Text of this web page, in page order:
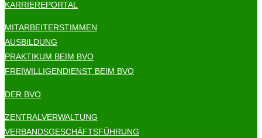
KARRIEREPORTAL
MITARBEITERSTIMMEN
AUSBILDUNG
PRAKTIKUM BEIM BVO
FREIWILLIGENDIENST BEIM BVO
DER BVO
ZENTRALVERWALTUNG
VERBANDSGESCHÄFTSFÜHRUNG